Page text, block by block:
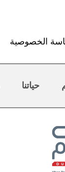
الخصوصية
حياتنا